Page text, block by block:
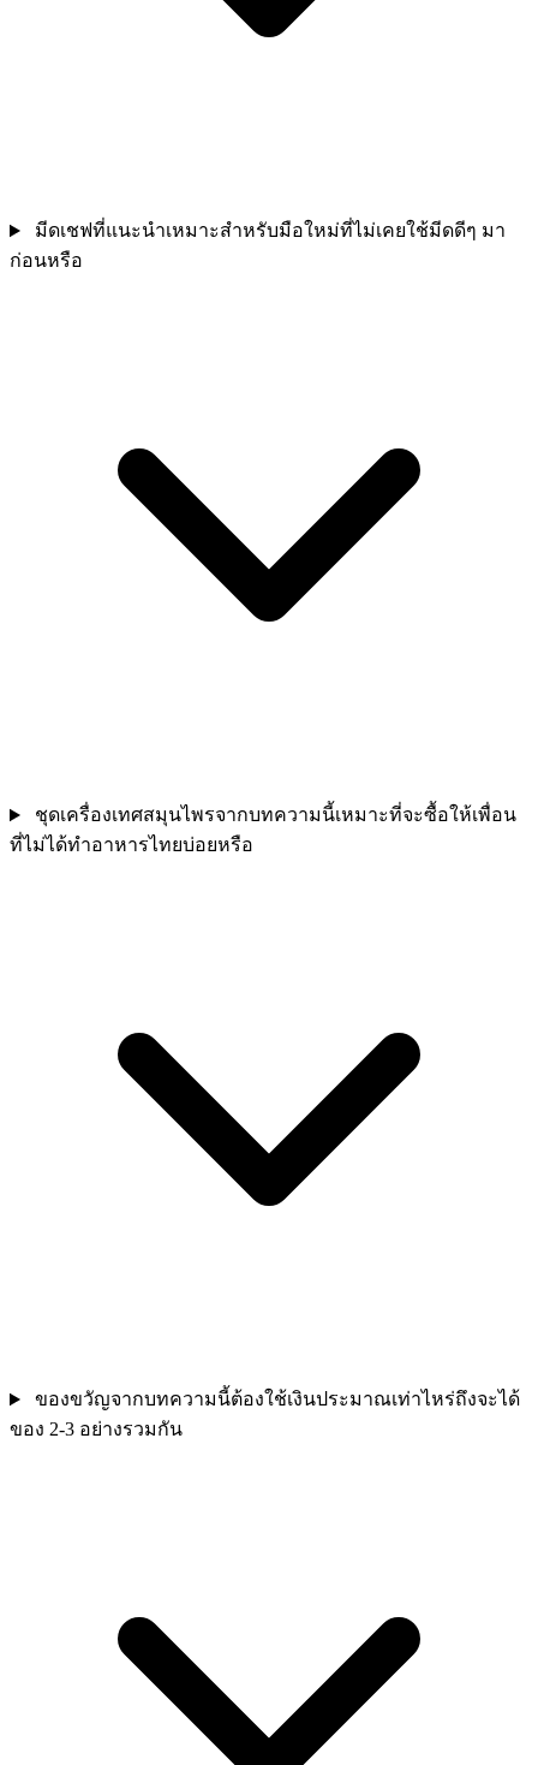
มีดเชฟที่แนะนำเหมาะสำหรับมือใหม่ที่ไม่เคยใช้มีดดีๆ มา
ก่อนหรือ
ชุดเครื่องเทศสมุนไพรจากบทความนี้เหมาะที่จะซื้อให้เพื่อน
ที่ไม่ได้ทำอาหารไทยบ่อยหรือ
ของขวัญจากบทความนี้ต้องใช้เงินประมาณเท่าไหร่ถึงจะได้
ของ 2-3 อย่างรวมกัน